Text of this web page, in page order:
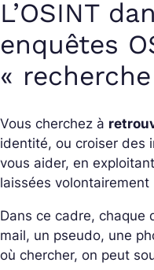
L’OSINT
enquêtes
«
Vous cherchez à
identité, ou croiser des
vous aider, en
laissées
Dans ce cadre, chaque
mail, un pseudo, une
où chercher, on peut